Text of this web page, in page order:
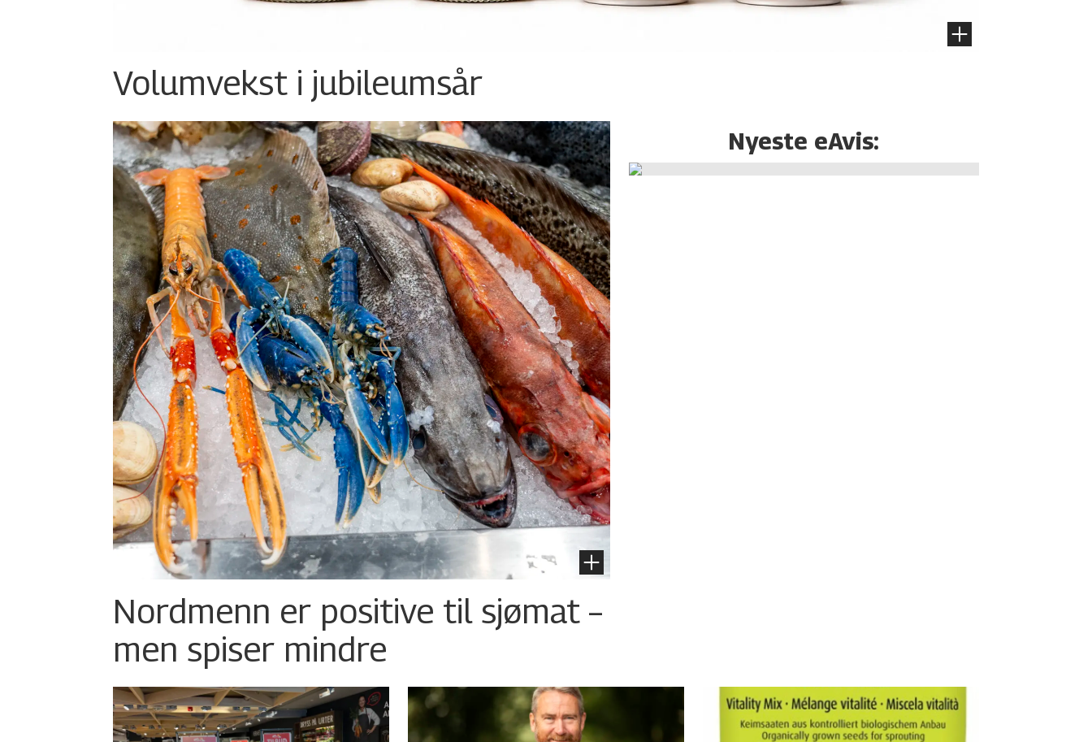
Volumvekst i jubileumsår
Nordmenn er positive til sjømat –
men spiser mindre
Nyeste eAvis: